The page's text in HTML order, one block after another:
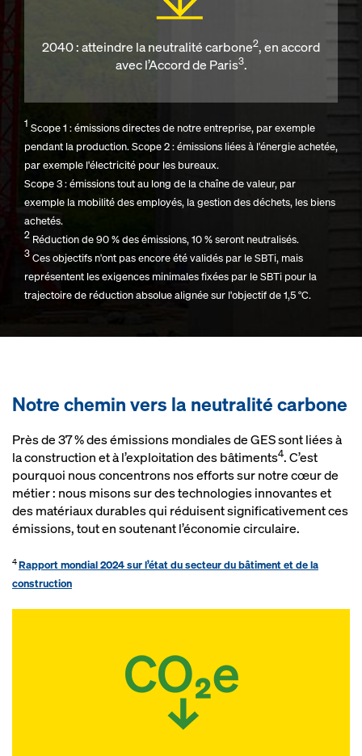
2040 : atteindre la neutralité carbone2, en accord
avec l’Accord de Paris3.
1 Scope 1 : émissions directes de notre entreprise, par exemple
pendant la production. Scope 2 : émissions liées à l'énergie achetée,
par exemple l'électricité pour les bureaux.
Scope 3 : émissions tout au long de la chaîne de valeur, par
exemple la mobilité des employés, la gestion des déchets, les biens
achetés.
2 Réduction de 90 % des émissions, 10 % seront neutralisés.
3 Ces objectifs n'ont pas encore été validés par le SBTi, mais
représentent les exigences minimales fixées par le SBTi pour la
trajectoire de réduction absolue alignée sur l'objectif de 1,5 °C.
Notre chemin vers la neutralité carbone
Près de 37 % des émissions mondiales de GES sont liées à
la construction et à l’exploitation des bâtiments4. C’est
pourquoi nous concentrons nos efforts sur notre cœur de
métier : nous misons sur des technologies innovantes et
des matériaux durables qui réduisent significativement ces
émissions, tout en soutenant l’économie circulaire.
4Rapport mondial 2024 sur l’état du secteur du bâtiment et de la
construction